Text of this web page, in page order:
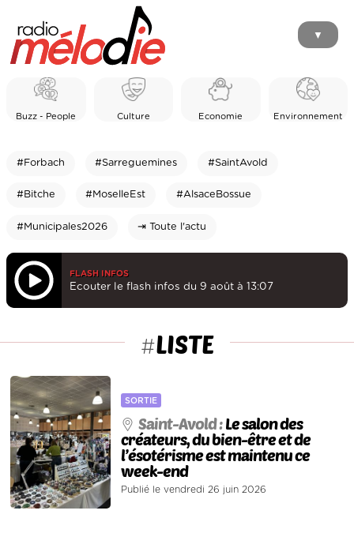
▼
Buzz - People Culture Economie Environnement
#Forbach #Sarreguemines #SaintAvold
#Bitche #MoselleEst #AlsaceBossue
#Municipales2026 ⇥ Toute l'actu
FLASH INFOS
Ecouter le flash infos du 9 août à 13:07
#LISTE
SORTIE
Saint-Avold :Le salon des
créateurs, du bien-être et de
l’ésotérisme est maintenu ce
week-end
Publié le vendredi 26 juin 2026